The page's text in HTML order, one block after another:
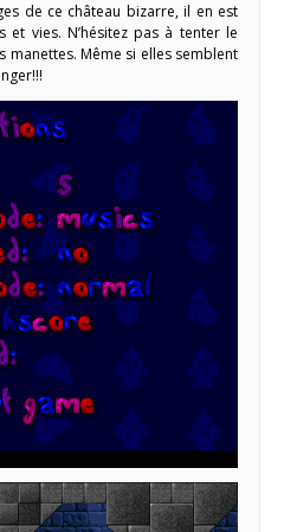
de ce château bizarre, il en est
vies. N’hésitez pas à tenter le
manettes. Même si elles semblent